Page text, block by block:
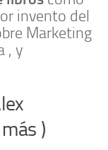
invento del
Marketing
, y
)